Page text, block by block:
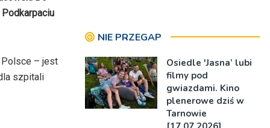
Polsce – jest
szpitali
NIE PRZEGAP
Osiedle 'Jasna’ lubi
filmy pod
gwiazdami. Kino
plenerowe dziś w
Tarnowie